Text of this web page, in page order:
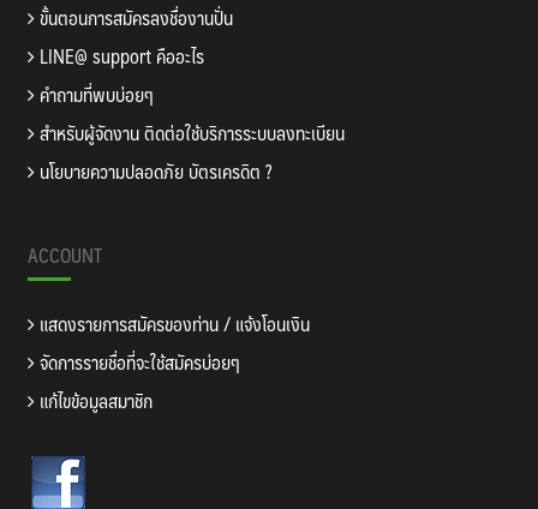
ขั้นตอนการสมัครลงชื่องานปั่น
LINE@ support คืออะไร
คำถามที่พบบ่อยๆ
สำหรับผู้จัดงาน ติดต่อใช้บริการระบบลงทะเบียน
นโยบายความปลอดภัย บัตรเครดิต ?
ACCOUNT
แสดงรายการสมัครของท่าน / แจ้งโอนเงิน
จัดการรายชื่อที่จะใช้สมัครบ่อยๆ
แก้ไขข้อมูลสมาชิก